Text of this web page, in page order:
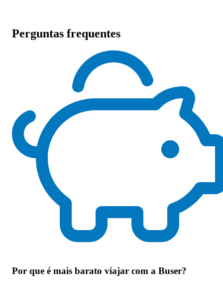
Perguntas frequentes
Por que é mais barato viajar com a Buser?